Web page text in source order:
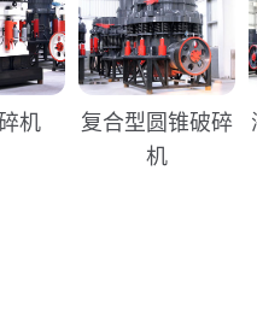
机
复合型圆锥破碎
机